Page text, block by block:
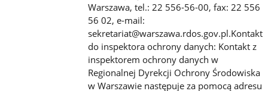
Warszawa, tel.: 22 556-56-00, fax: 22 556
56 02, e-mail:
sekretariat@warszawa.rdos.gov.pl.Kontakt
do inspektora ochrony danych: Kontakt z
inspektorem ochrony danych w
Regionalnej Dyrekcji Ochrony Środowiska
w Warszawie następuje za pomocą adresu